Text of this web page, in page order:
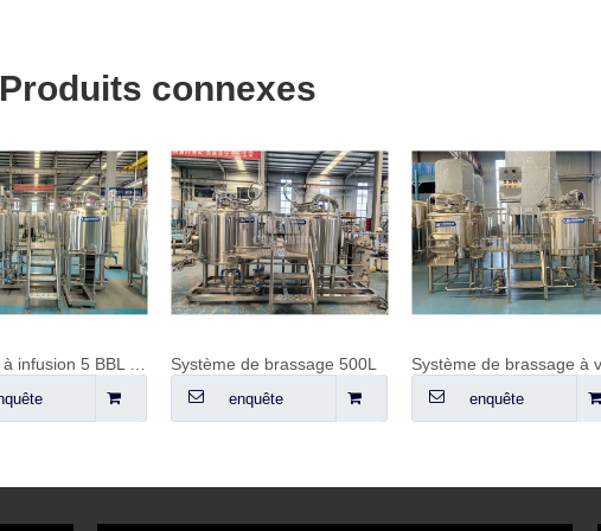
Produits connexes
Bouilloire à infusion 5 BBL - isolée (électrique) Système de brassage 500L
enquête
Système de brassage à vapeur 500L Microbrasserie 500L
enquête